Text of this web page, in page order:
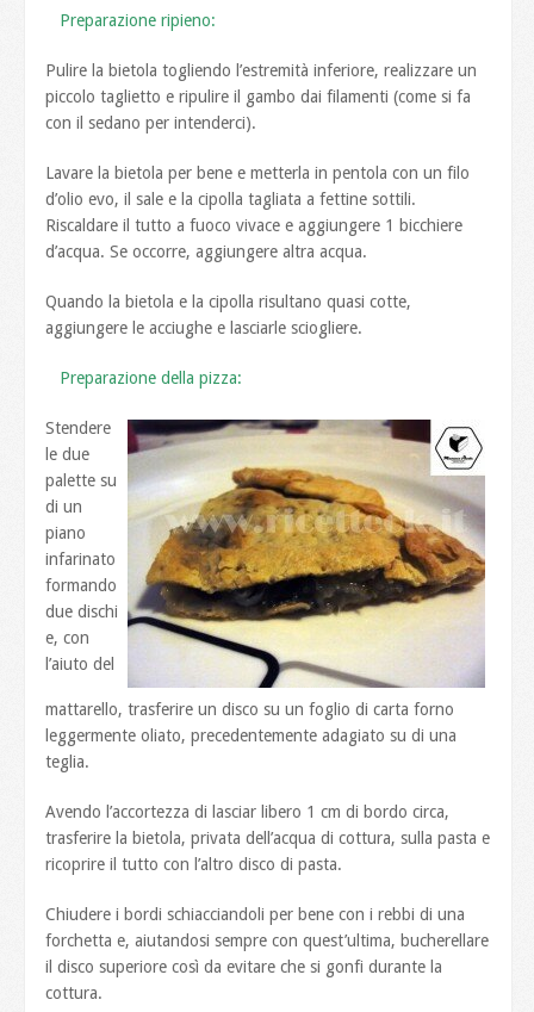
Preparazione ripieno:
Pulire la bietola togliendo l’estremità inferiore, realizzare un
piccolo taglietto e ripulire il gambo dai filamenti (come si fa
con il sedano per intenderci).
Lavare la bietola per bene e metterla in pentola con un filo
d’olio evo, il sale e la cipolla tagliata a fettine sottili.
Riscaldare il tutto a fuoco vivace e aggiungere 1 bicchiere
d’acqua. Se occorre, aggiungere altra acqua.
Quando la bietola e la cipolla risultano quasi cotte,
aggiungere le acciughe e lasciarle sciogliere.
Preparazione della pizza:
Stendere
le due
palette su
di un
piano
infarinato
formando
due dischi
e, con
l’aiuto del
mattarello, trasferire un disco su un foglio di carta forno
leggermente oliato, precedentemente adagiato su di una
teglia.
Avendo l’accortezza di lasciar libero 1 cm di bordo circa,
trasferire la bietola, privata dell’acqua di cottura, sulla pasta e
ricoprire il tutto con l’altro disco di pasta.
Chiudere i bordi schiacciandoli per bene con i rebbi di una
forchetta e, aiutandosi sempre con quest’ultima, bucherellare
il disco superiore così da evitare che si gonfi durante la
cottura.